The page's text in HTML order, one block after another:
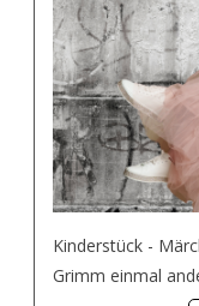
Kinderstück -
Grimm einmal